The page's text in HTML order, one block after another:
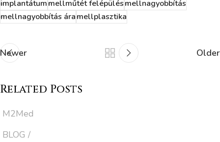
implantátummellműtét felépülésmellnagyobbítás
mellnagyobbítás áramellplasztika
Newer Older
Related Posts
M2Med
BLOG